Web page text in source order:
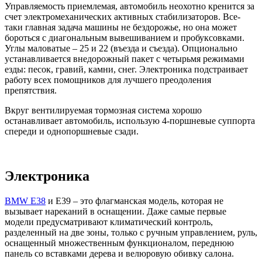
Управляемость приемлемая, автомобиль неохотно кренится за
счет электромеханических активных стабилизаторов. Все-
таки главная задача машины не бездорожье, но она может
бороться с диагональным вывешиванием и пробуксовками.
Углы маловатые – 25 и 22 (въезда и съезда). Опционально
устанавливается внедорожный пакет с четырьмя режимами
езды: песок, гравий, камни, снег. Электроника подстраивает
работу всех помощников для лучшего преодоления
препятствия.
Вкруг вентилируемая тормозная система хорошо
останавливает автомобиль, использую 4-поршневые суппорта
спереди и однопоршневые сзади.
Электроника
BMW E38 и E39 – это флагманская модель, которая не
вызывает нареканий в оснащении. Даже самые первые
модели предусматривают климатический контроль,
разделенный на две зоны, только с ручным управлением, руль,
оснащенный множественным функционалом, переднюю
панель со вставками дерева и велюровую обивку салона.